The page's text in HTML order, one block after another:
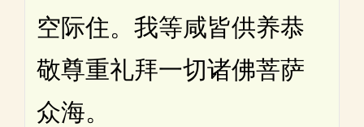
空际住。我等咸皆供养恭
敬尊重礼拜一切诸佛菩萨
众海。